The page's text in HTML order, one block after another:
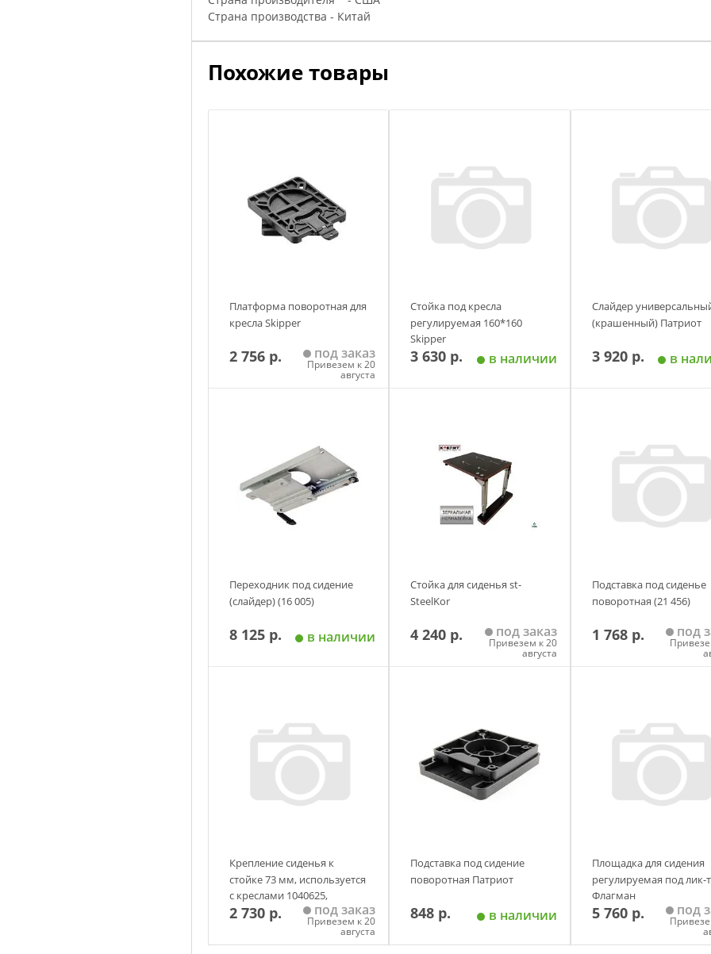
Страна производства - Китай
Похожие товары
Платформа поворотная для
кресла Skipper
2 756 р. под заказ
Привезем к 20
августа
Стойка под кресла
регулируемая 160*160
Skipper
3 630 р. в наличии
Слайдер
(крашенный) Патриот
3 920 р. в
Переходник под сидение
(слайдер) (16 005)
8 125 р. в наличии
Стойка для сиденья st-
SteelKor
4 240 р. под заказ
Привезем к 20
августа
Подставка под сиденье
поворотная (21 456)
1 768 р. под
Крепление сиденья к
стойке 73 мм, используется
с креслами 1040625,
1001006С
2 730 р. под заказ
Привезем к 20
августа
Подставка под сидение
поворотная Патриот
848 р. в наличии
Площадка для сидения
регулируемая под лик-
Флагман
5 760 р. под